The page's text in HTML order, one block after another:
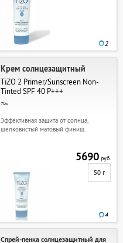
2
Крем солнцезащитный
TiZO 2 Primer/Sunscreen Non-
Tinted SPF 40 P+++
Tizo
Эффективная защита от солнца,
шелковистый матовый финиш.
5690руб.
50 г
4
Спрей-пенка солнцезащитный для